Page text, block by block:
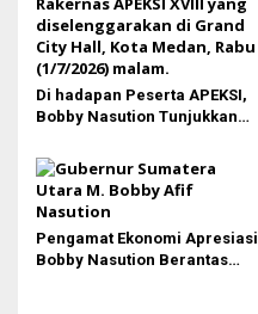
Di hadapan Peserta APEKSI,
Bobby Nasution Tunjukkan
Medan di Eranya
Pengamat Ekonomi Apresiasi
Bobby Nasution Berantas